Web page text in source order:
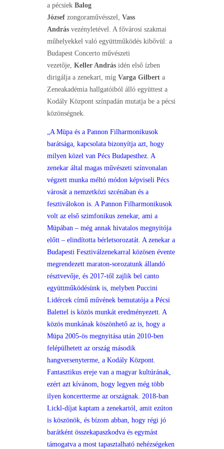
a pécsiek Balog
József zongoraművésszel, Vass
András vezényletével. A fővárosi szakmai
műhelyekkel való együttműködés kibővül: a
Budapest Concerto művészeti
vezetője, Keller András idén első ízben
dirigálja a zenekart, míg Varga Gilbert a
Zeneakadémia hallgatóiból álló együttest a
Kodály Központ színpadán mutatja be a pécsi
közönségnek.
„A Müpa és a Pannon Filharmonikusok
barátsága, kapcsolata bizonyítja azt, hogy
milyen közel van Pécs Budapesthez. A
zenekar által magas művészeti színvonalan
végzett munka méltó módon képviseli Pécs
városát a nemzetközi szcénában és a
fesztiválokon is. A Pannon Filharmonikusok
volt az első szimfonikus zenekar, ami a
Müpában – még annak hivatalos megnyitója
előtt – elindította bérletsorozatát. A zenekar a
Budapesti Fesztiválzenekarral közösen évente
megrendezett maraton-sorozatunk állandó
résztvevője, és 2017-től zajlik bel canto
együttműködésünk is, melyben Puccini
Lidércek című művének bemutatója a Pécsi
Balettel is közös munkát eredményezett. A
közös munkának köszönhető az is, hogy a
Müpa 2005-ös megnyitása után 2010-ben
felépülhetett az ország második
hangversenyterme, a Kodály Központ.
Fantasztikus ereje van a magyar kultúrának,
ezért azt kívánom, hogy legyen még több
ilyen koncertterme az országnak. 2018-ban
Lickl-díjat kaptam a zenekartól, amit ezúton
is köszönök, és bízom abban, hogy régi jó
barátként összekapaszkodva és egymást
támogatva a most tapasztalható nehézségeken